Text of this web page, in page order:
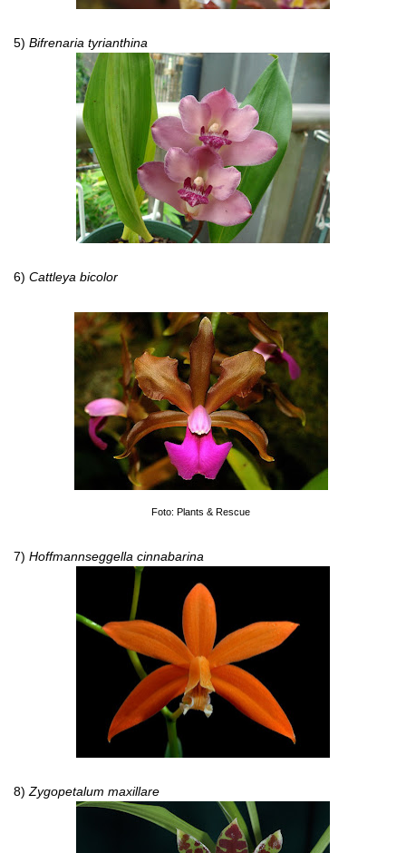
5) Bifrenaria tyrianthina
6) Cattleya bicolor
Foto: Plants & Rescue
7) Hoffmannseggella cinnabarina
8) Zygopetalum maxillare